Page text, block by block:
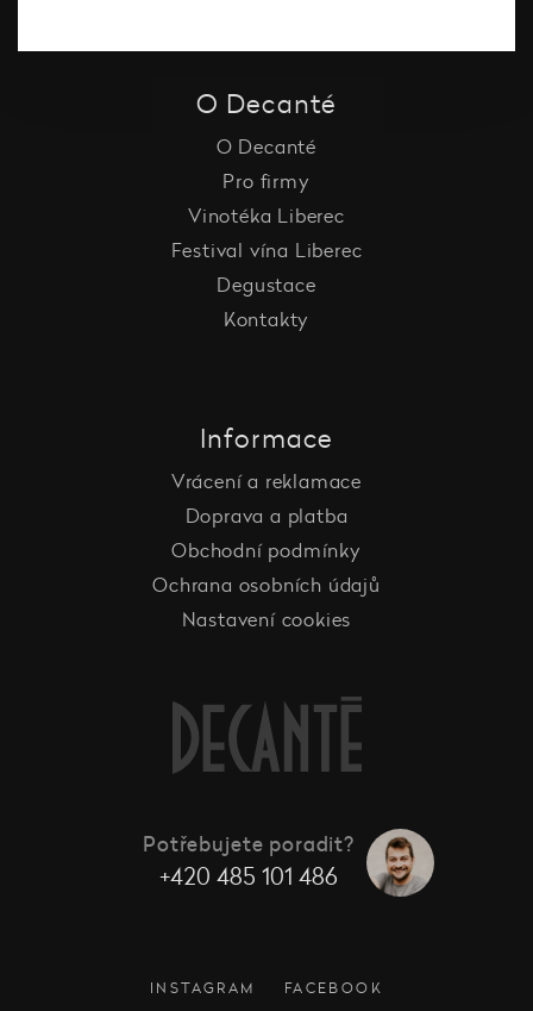
O Decanté
O Decanté
Pro firmy
Vinotéka Liberec
Festival vína Liberec
Degustace
Kontakty
Informace
Vrácení a reklamace
Doprava a platba
Obchodní podmínky
Ochrana osobních údajů
Nastavení cookies
Potřebujete poradit?
+420 485 101 486
INSTAGRAM FACEBOOK